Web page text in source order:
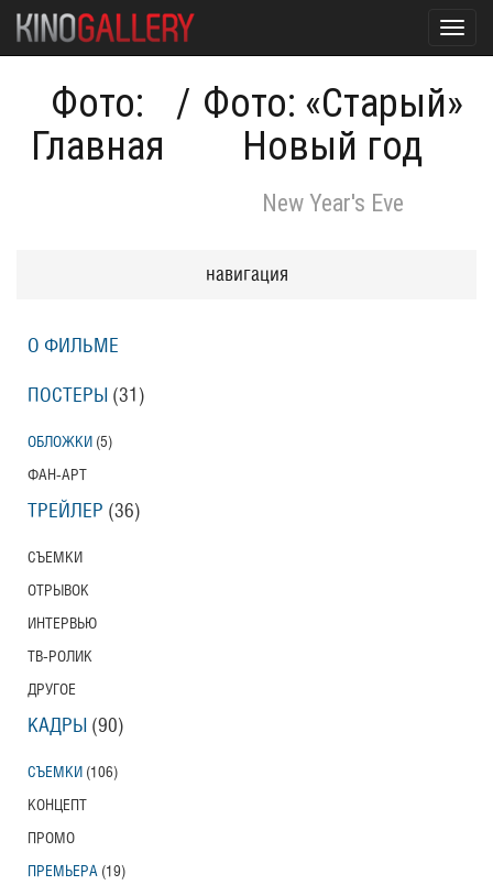
Фото:
Главная
/ Фото: «Старый»
Новый год
New Year's Eve
навигация
О ФИЛЬМЕ
ПОСТЕРЫ (31)
ОБЛОЖКИ (5)
ФАН-АРТ
ТРЕЙЛЕР (36)
СЪЕМКИ
ОТРЫВОК
ИНТЕРВЬЮ
ТВ-РОЛИК
ДРУГОЕ
КАДРЫ (90)
СЪЕМКИ (106)
КОНЦЕПТ
ПРОМО
ПРЕМЬЕРА (19)